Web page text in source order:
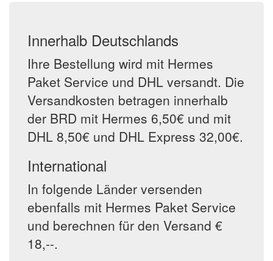
Innerhalb Deutschlands
Ihre Bestellung wird mit Hermes
Paket Service und DHL versandt. Die
Versandkosten betragen innerhalb
der BRD mit Hermes 6,50€ und mit
DHL 8,50€ und DHL Express 32,00€.
International
In folgende Länder versenden
ebenfalls mit Hermes Paket Service
und berechnen für den Versand €
18,--.